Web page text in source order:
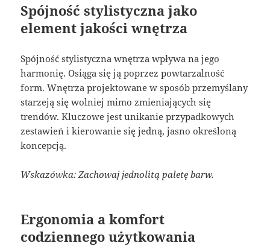
Spójność stylistyczna jako
element jakości wnętrza
Spójność stylistyczna wnętrza wpływa na jego
harmonię. Osiąga się ją poprzez powtarzalność
form. Wnętrza projektowane w sposób przemyślany
starzeją się wolniej mimo zmieniających się
trendów. Kluczowe jest unikanie przypadkowych
zestawień i kierowanie się jedną, jasno określoną
koncepcją.
Wskazówka: Zachowaj jednolitą paletę barw.
Ergonomia a komfort
codziennego użytkowania